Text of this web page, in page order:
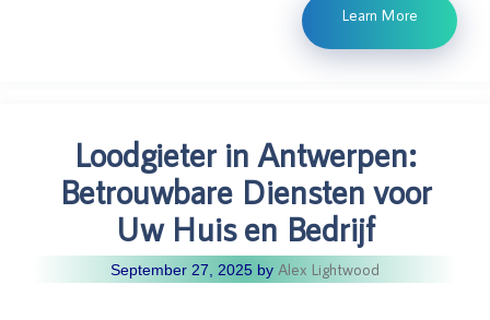
Learn More
Loodgieter in Antwerpen:
Betrouwbare Diensten voor
Uw Huis en Bedrijf
September 27, 2025 by Alex Lightwood